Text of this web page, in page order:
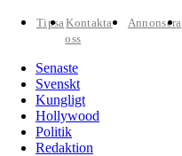
TipsaKontakta
oss
Annonsera
Senaste
Svenskt
Kungligt
Hollywood
Politik
Redaktion